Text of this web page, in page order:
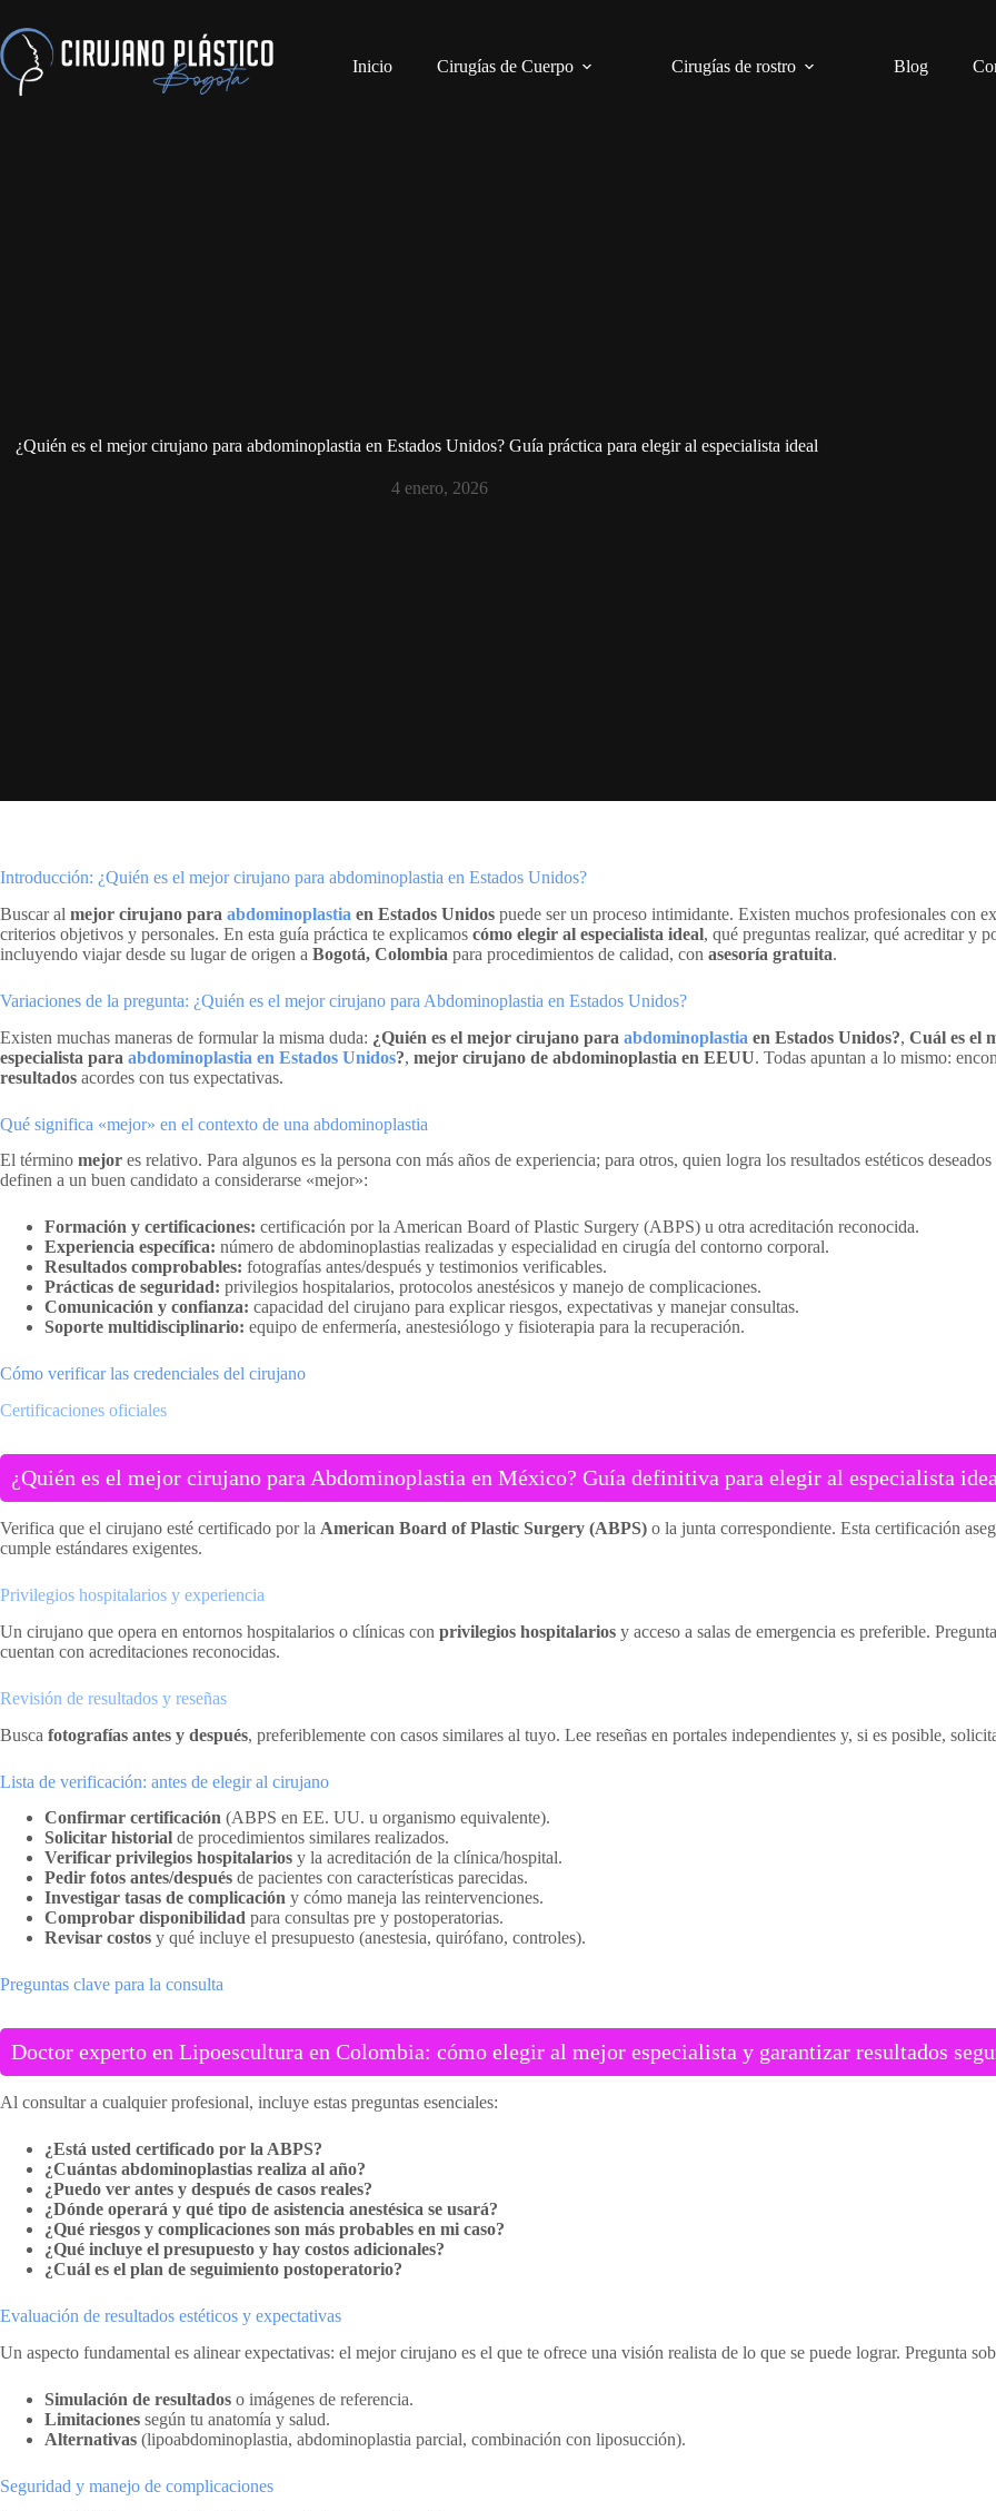
Inicio Cirugías de Cuerpo Cirugías de rostro Blog
¿Quién es el mejor cirujano para abdominoplastia en Estados Unidos? Guía práctica para elegir al especialista ideal
4 enero, 2026
Introducción: ¿Quién es el mejor cirujano para abdominoplastia en Estados Unidos?
Buscar al mejor cirujano para abdominoplastia en Estados Unidos puede ser un proceso intimidante. Existen muchos profesionales con
criterios objetivos y personales. En esta guía práctica te explicamos cómo elegir al especialista ideal, qué preguntas realizar, qué acreditar y
incluyendo viajar desde su lugar de origen a Bogotá, Colombia para procedimientos de calidad, con asesoría gratuita.
Variaciones de la pregunta: ¿Quién es el mejor cirujano para Abdominoplastia en Estados Unidos?
Existen muchas maneras de formular la misma duda: ¿Quién es el mejor cirujano para abdominoplastia en Estados Unidos?, Cuál es el
especialista para abdominoplastia en Estados Unidos?, mejor cirujano de abdominoplastia en EEUU. Todas apuntan a lo mismo:
resultados acordes con tus expectativas.
Qué significa «mejor» en el contexto de una abdominoplastia
El término mejor es relativo. Para algunos es la persona con más años de experiencia; para otros, quien logra los resultados estéticos
definen a un buen candidato a considerarse «mejor»:
Formación y certificaciones: certificación por la American Board of Plastic Surgery (ABPS) u otra acreditación reconocida.
Experiencia específica: número de abdominoplastias realizadas y especialidad en cirugía del contorno corporal.
Resultados comprobables: fotografías antes/después y testimonios verificables.
Prácticas de seguridad: privilegios hospitalarios, protocolos anestésicos y manejo de complicaciones.
Comunicación y confianza: capacidad del cirujano para explicar riesgos, expectativas y manejar consultas.
Soporte multidisciplinario: equipo de enfermería, anestesiólogo y fisioterapia para la recuperación.
Cómo verificar las credenciales del cirujano
Certificaciones oficiales
¿Quién es el mejor cirujano para Abdominoplastia en México? Guía definitiva para elegir al especialista
Verifica que el cirujano esté certificado por la American Board of Plastic Surgery (ABPS) o la junta correspondiente. Esta certificación
cumple estándares exigentes.
Privilegios hospitalarios y experiencia
Un cirujano que opera en entornos hospitalarios o clínicas con privilegios hospitalarios y acceso a salas de emergencia es preferible.
cuentan con acreditaciones reconocidas.
Revisión de resultados y reseñas
Busca fotografías antes y después, preferiblemente con casos similares al tuyo. Lee reseñas en portales independientes y, si es posible,
Lista de verificación: antes de elegir al cirujano
Confirmar certificación (ABPS en EE. UU. u organismo equivalente).
Solicitar historial de procedimientos similares realizados.
Verificar privilegios hospitalarios y la acreditación de la clínica/hospital.
Pedir fotos antes/después de pacientes con características parecidas.
Investigar tasas de complicación y cómo maneja las reintervenciones.
Comprobar disponibilidad para consultas pre y postoperatorias.
Revisar costos y qué incluye el presupuesto (anestesia, quirófano, controles).
Preguntas clave para la consulta
Doctor experto en Lipoescultura en Colombia: cómo elegir al mejor especialista y garantizar resultados
Al consultar a cualquier profesional, incluye estas preguntas esenciales:
¿Está usted certificado por la ABPS?
¿Cuántas abdominoplastias realiza al año?
¿Puedo ver antes y después de casos reales?
¿Dónde operará y qué tipo de asistencia anestésica se usará?
¿Qué riesgos y complicaciones son más probables en mi caso?
¿Qué incluye el presupuesto y hay costos adicionales?
¿Cuál es el plan de seguimiento postoperatorio?
Evaluación de resultados estéticos y expectativas
Un aspecto fundamental es alinear expectativas: el mejor cirujano es el que te ofrece una visión realista de lo que se puede lograr. Pregunta
Simulación de resultados o imágenes de referencia.
Limitaciones según tu anatomía y salud.
Alternativas (lipoabdominoplastia, abdominoplastia parcial, combinación con liposucción).
Seguridad y manejo de complicaciones